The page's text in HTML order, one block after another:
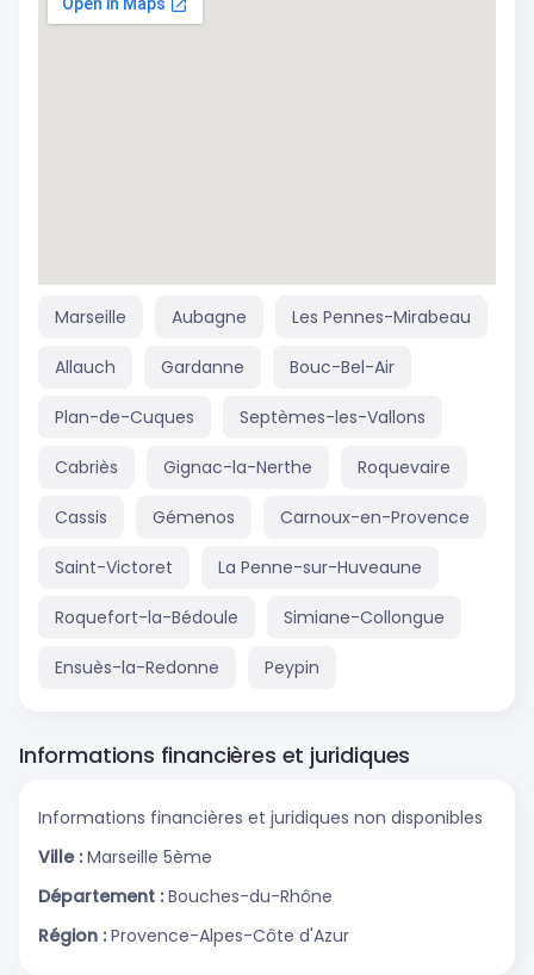
Marseille Aubagne Les Pennes-Mirabeau
Allauch Gardanne Bouc-Bel-Air
Plan-de-Cuques Septèmes-les-Vallons
Cabriès Gignac-la-Nerthe Roquevaire
Cassis Gémenos Carnoux-en-Provence
Saint-Victoret La Penne-sur-Huveaune
Roquefort-la-Bédoule Simiane-Collongue
Ensuès-la-Redonne Peypin
Informations financières et juridiques
Informations financières et juridiques non disponibles
Ville : Marseille 5ème
Département : Bouches-du-Rhône
Région : Provence-Alpes-Côte d'Azur